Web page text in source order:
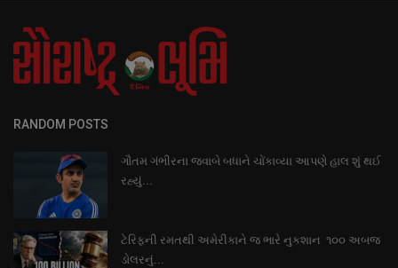
RANDOM POSTS
ગૌતમ ગંભીરના જવાબે બધાને ચોંકાવ્યા આપણે હાલ શું થઈ
રહ્યું...
ટેરિફની રમતથી અમેરીકાને જ ભારે નુકશાન ૧૦૦ અબજ
ડોલરનું...